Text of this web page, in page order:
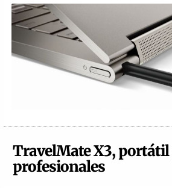
TravelMate X3, portátil
profesionales